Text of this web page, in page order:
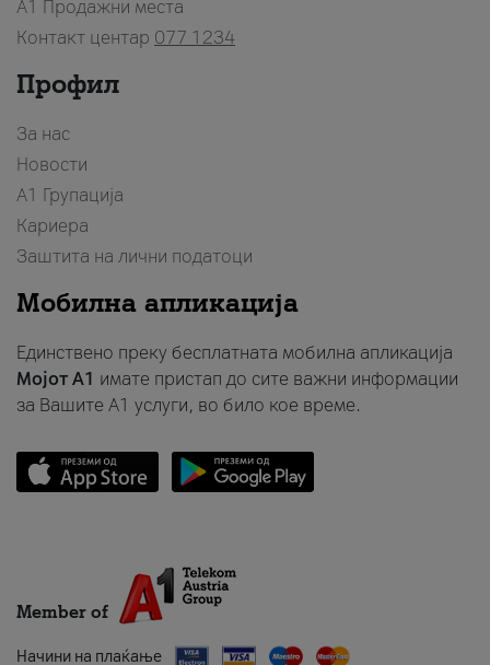
A1 Продажни места
Контакт центар 077 1234
Профил
За нас
Новости
А1 Групација
Кариера
Заштита на лични податоци
Мобилна апликација
Единствено преку бесплатната мобилна апликација
Мојот A1 имате пристап до сите важни информации
за Вашите A1 услуги, во било кое време.
Member of
Начини на плаќање